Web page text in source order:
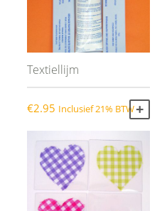
Textiellijm
€2.95 Inclusief 21% BTW